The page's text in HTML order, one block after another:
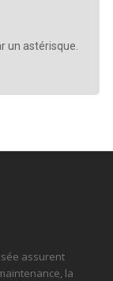
un astérisque.
assurent
la